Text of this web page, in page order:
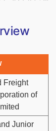
Freight
of
Junior